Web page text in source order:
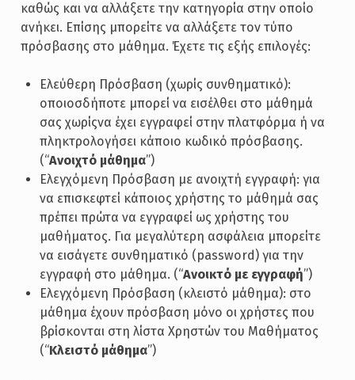
καθώς και να αλλάξετε την κατηγορία στην οποίο
ανήκει. Επίσης μπορείτε να αλλάξετε τον τύπο
πρόσβασης στο μάθημα. Έχετε τις εξής επιλογές:
Ελεύθερη Πρόσβαση (χωρίς συνθηματικό):
οποιοσδήποτε μπορεί να εισέλθει στο μάθημά
σας χωρίςνα έχει εγγραφεί στην πλατφόρμα ή να
πληκτρολογήσει κάποιο κωδικό πρόσβασης.
(“Ανοιχτό μάθημα”)
Ελεγχόμενη Πρόσβαση με ανοιχτή εγγραφή: για
να επισκεφτεί κάποιος χρήστης το μάθημά σας
πρέπει πρώτα να εγγραφεί ως χρήστης του
μαθήματος. Για μεγαλύτερη ασφάλεια μπορείτε
να εισάγετε συνθηματικό (password) για την
εγγραφή στο μάθημα. (“Ανοικτό με εγγραφή”)
Ελεγχόμενη Πρόσβαση (κλειστό μάθημα): στο
μάθημα έχουν πρόσβαση μόνο οι χρήστες που
βρίσκονται στη λίστα Χρηστών του Μαθήματος
(“Κλειστό μάθημα”)